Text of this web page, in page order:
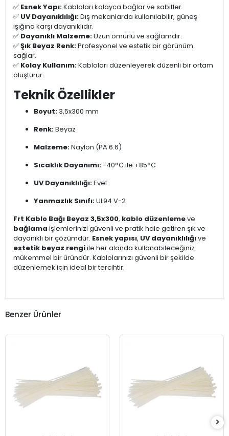
✅ Esnek Yapı:Kabloları kolayca bağlar ve sabitler.
✅ UV Dayanıklılığı:Dış mekanlarda kullanılabilir, güneş
ışığına karşı dayanıklıdır.
✅ Dayanıklı Malzeme:Uzun ömürlü ve sağlamdır.
✅Şık Beyaz Renk:Profesyonel ve estetik bir görünüm
sağlar.
✅ Kolay Kullanım:Kabloları düzenleyerek düzenli bir ortam
oluşturur.
Teknik Özellikler
Boyut:3,5x300 mm
Renk:Beyaz
Malzeme:Naylon (PA 6.6)
Sıcaklık Dayanımı:-40°C ile +85°C
UV Dayanıklılığı:Evet
Yanmazlık Sınıfı:UL94 V-2
Frt Kablo Bağı Beyaz 3,5x300, kablo düzenlemeve
bağlama işlemlerinizi güvenli ve pratik hale getiren şık ve
dayanıklı bir çözümdür. Esnek yapısı, UV dayanıklılığıve
estetik beyaz rengiile her alanda kullanabileceğiniz
mükemmel bir üründür. Kablolarınızı güvenli bir şekilde
düzenlemek için ideal bir tercihtir.
Benzer Ürünler